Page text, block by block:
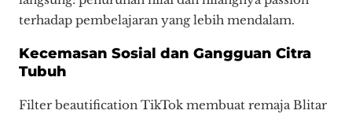
terhadap pembelajaran yang lebih mendalam.
Kecemasan Sosial dan Gangguan Citra
Tubuh
Filter beautification TikTok membuat remaja Blitar